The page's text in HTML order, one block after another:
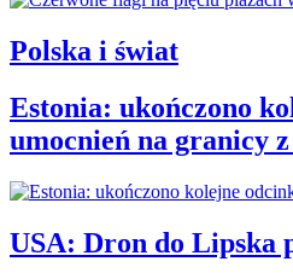
Polska i świat
Estonia: ukończono
umocnień na granicy
USA: Dron do Lipska